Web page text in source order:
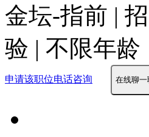
金坛-指前 |
验 | 不限年龄
申请该职位电话咨询 在线聊一